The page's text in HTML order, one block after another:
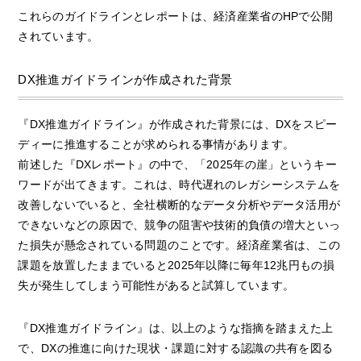
これらのガイドラインとレポートは、経済産業省のHPで公開
されています。
DX推進ガイドラインが作成された背景
『DX推進ガイドライン』が作成された背景には、DXをスピー
ディーに推進することが求められる事情があります。
前述した『DXレポート』の中で、「2025年の崖」というキー
ワードが出てきます。これは、時代遅れのレガシーシステムを
改善しないでいると、全社横断的なデータ分析やデータ活用が
できないなどの原因で、競争の阻害や技術的負債の増大といっ
た損失が懸念されている問題のことです。経済産業省は、この
課題を放置したままでいると2025年以降に毎年12兆円もの損
失が発生してしまう可能性があると試算しています。
『DX推進ガイドライン』は、以上のような指摘を踏まえた上
で、DXの推進に向けた現状・課題に対する認識の共有を図る